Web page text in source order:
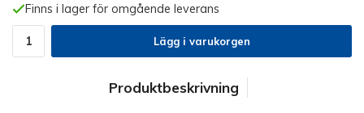
Finns i lager för omgående leverans
Lägg i varukorgen
Produktbeskrivning